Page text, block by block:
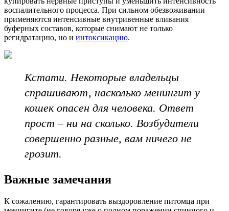
воспалительного процесса. При сильном обезвоживании
применяются интенсивные внутривенные вливания
буферных составов, которые снимают не только
регидратацию, но и интоксикацию.
Кстати. Некоторые владельцы
спрашивают, насколько менингит у
кошек опасен для человека. Ответ
прост – ни на сколько. Возбудители
совершенно разные, вам ничего не
грозит.
Важные замечания
К сожалению, гарантировать выздоровление питомца при